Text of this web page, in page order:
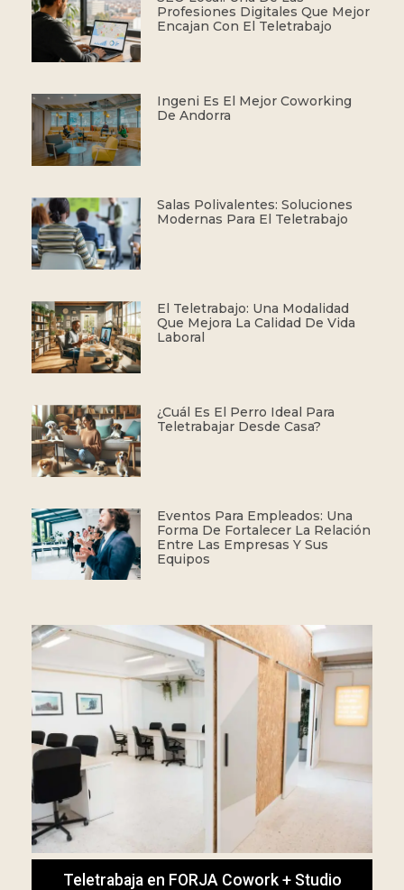
Profesiones Digitales Que Mejor
Encajan Con El Teletrabajo
Ingeni Es El Mejor Coworking
De Andorra
Salas Polivalentes: Soluciones
Modernas Para El Teletrabajo
El Teletrabajo: Una Modalidad
Que Mejora La Calidad De Vida
Laboral
¿Cuál Es El Perro Ideal Para
Teletrabajar Desde Casa?
Eventos Para Empleados: Una
Forma De Fortalecer La Relación
Entre Las Empresas Y Sus
Equipos
Teletrabaja en FORJA Cowork + Studio